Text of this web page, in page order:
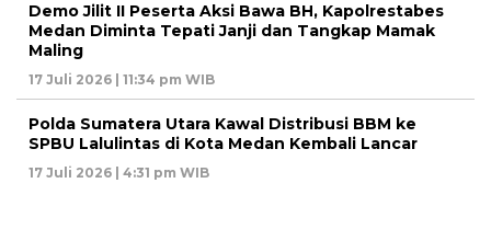
Demo Jilit II Peserta Aksi Bawa BH, Kapolrestabes
Medan Diminta Tepati Janji dan Tangkap Mamak
Maling
17 Juli 2026 | 11:34 pm WIB
Polda Sumatera Utara Kawal Distribusi BBM ke
SPBU Lalulintas di Kota Medan Kembali Lancar
17 Juli 2026 | 4:31 pm WIB